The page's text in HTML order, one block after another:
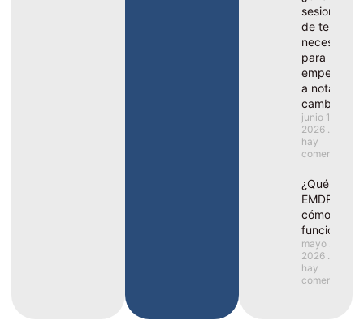
sesiones
de terapia
necesito
para
empezar
a notar
cambios?
junio 1,
2026
hay
comentarios
¿Qué es el
EMDR y
cómo
funciona?
mayo 25,
2026
hay
comentarios